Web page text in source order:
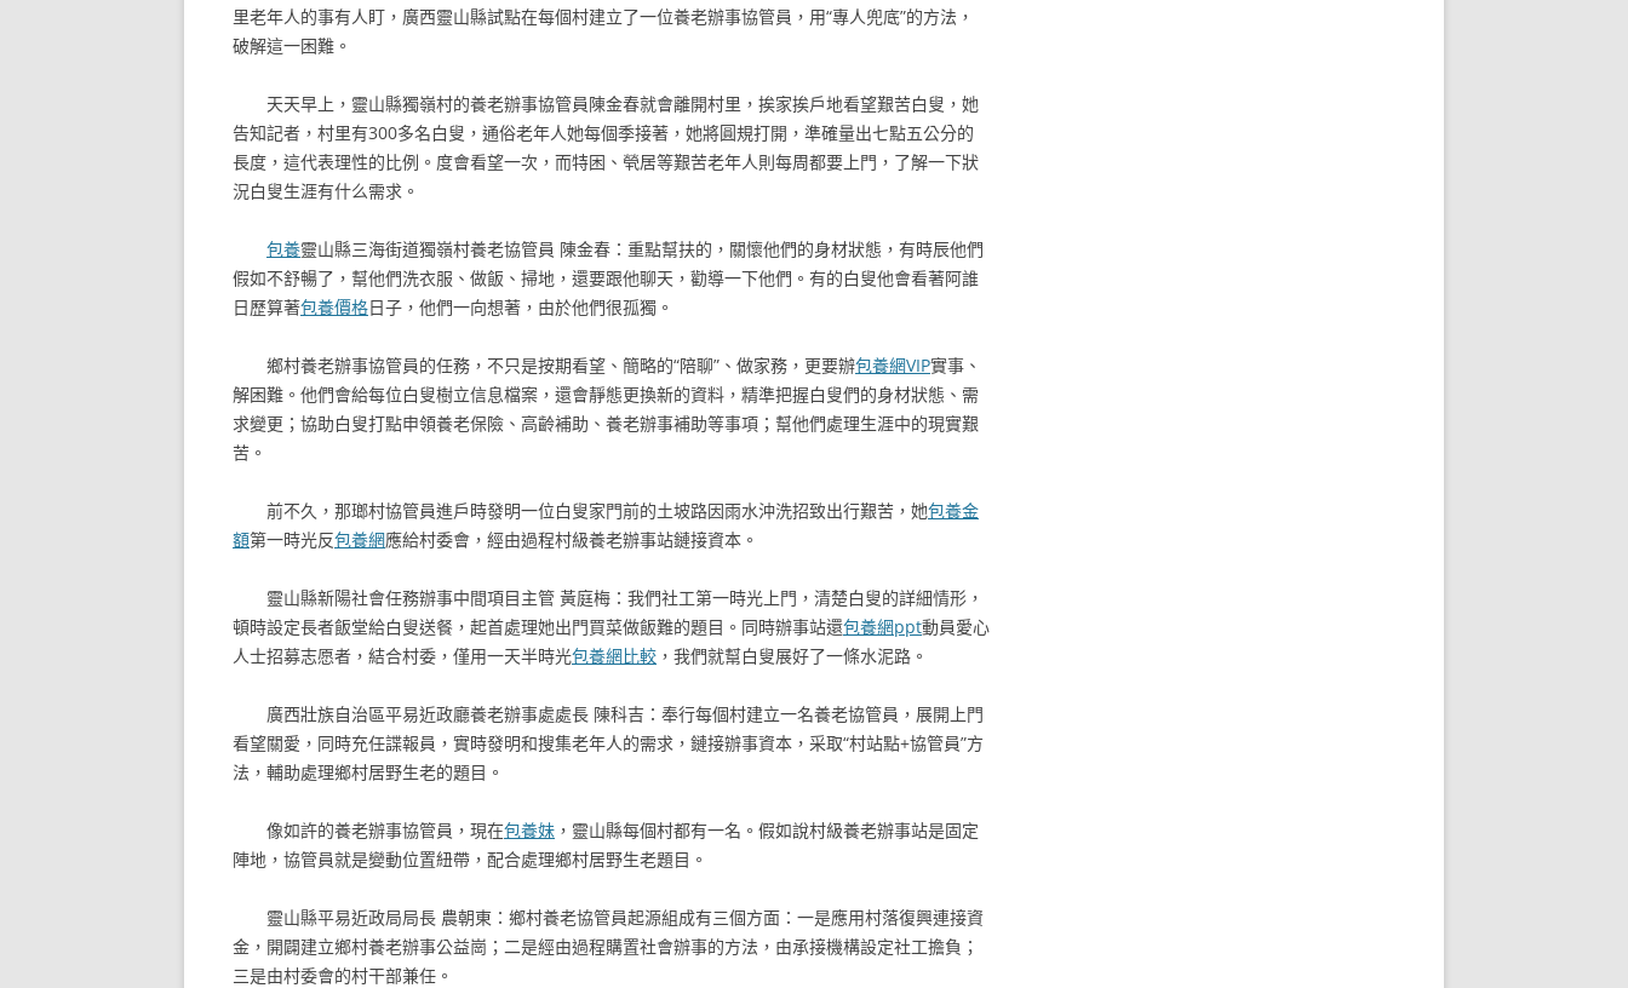
里老年人的事有人盯，廣西靈山縣試點在每個村建立了一位養老辦事協管員，用“專人兜底”的方法，
破解這一困難。
天天早上，靈山縣獨嶺村的養老辦事協管員陳金春就會離開村里，挨家挨戶地看望艱苦白叟，她
告知記者，村里有300多名白叟，通俗老年人她每個季接著，她將圓規打開，準確量出七點五公分的
長度，這代表理性的比例。度會看望一次，而特困、煢居等艱苦老年人則每周都要上門，了解一下狀
況白叟生涯有什么需求。
包養靈山縣三海街道獨嶺村養老協管員 陳金春：重點幫扶的，關懷他們的身材狀態，有時辰他們
假如不舒暢了，幫他們洗衣服、做飯、掃地，還要跟他聊天，勸導一下他們。有的白叟他會看著阿誰
日歷算著包養價格日子，他們一向想著，由於他們很孤獨。
鄉村養老辦事協管員的任務，不只是按期看望、簡略的“陪聊”、做家務，更要辦包養網VIP實事、
解困難。他們會給每位白叟樹立信息檔案，還會靜態更換新的資料，精準把握白叟們的身材狀態、需
求變更；協助白叟打點申領養老保險、高齡補助、養老辦事補助等事項；幫他們處理生涯中的現實艱
苦。
前不久，那瑯村協管員進戶時發明一位白叟家門前的土坡路因雨水沖洗招致出行艱苦，她包養金
額第一時光反包養網應給村委會，經由過程村級養老辦事站鏈接資本。
靈山縣新陽社會任務辦事中間項目主管 黃庭梅：我們社工第一時光上門，清楚白叟的詳細情形，
頓時設定長者飯堂給白叟送餐，起首處理她出門買菜做飯難的題目。同時辦事站還包養網ppt動員愛心
人士招募志愿者，結合村委，僅用一天半時光包養網比較 ，我們就幫白叟展好了一條水泥路。
廣西壯族自治區平易近政廳養老辦事處處長 陳科吉：奉行每個村建立一名養老協管員，展開上門
看望關愛，同時充任諜報員，實時發明和搜集老年人的需求，鏈接辦事資本，采取“村站點+協管員”方
法，輔助處理鄉村居野生老的題目。
像如許的養老辦事協管員，現在包養妹 ，靈山縣每個村都有一名。假如說村級養老辦事站是固定
陣地，協管員就是變動位置紐帶，配合處理鄉村居野生老題目。
靈山縣平易近政局局長 農朝東：鄉村養老協管員起源組成有三個方面：一是應用村落復興連接資
金，開闢建立鄉村養老辦事公益崗；二是經由過程購置社會辦事的方法，由承接機構設定社工擔負；
三是由村委會的村干部兼任。